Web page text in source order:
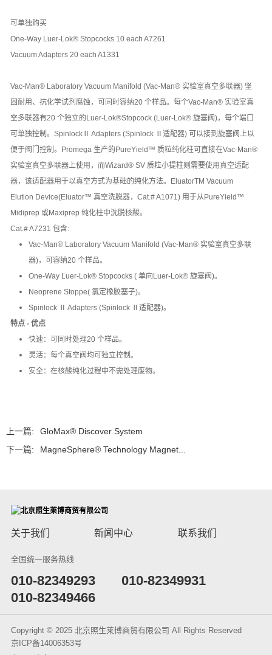
可单独购买
One-Way Luer-Lok® Stopcocks 10 each A7261
Vacuum Adapters 20 each A1331
Vac-Man® Laboratory Vacuum Manifold (Vac-Man® 实验室真空多联器) 坚
固耐用、抗化学试剂腐蚀，可同时容纳20 个样品。每个Vac-Man® 实验室真
空多联器有20 个独立的Luer-Lok®Stopcock (Luer-Lok® 旋塞阀)，每个端口
可单独控制。SpinlockⅡ Adapters (Spinlock Ⅱ适配器) 可以接到旋塞阀上以
便于阀门控制。Promega 生产的PureYield™ 质粒纯化柱可直接在Vac-Man®
实验室真空多联器上使用，而Wizard® SV 质粒小提柱则需要使用真空适配
器，该适配器用于以真空方式为基础的纯化方法。EluatorTM Vacuum
Elution Device(Eluator™ 真空洗脱器，Cat.# A1071) 用于从PureYield™
Midiprep 或Maxiprep 纯化柱中洗脱核酸。
Cat.# A7231 包含:
Vac-Man® Laboratory Vacuum Manifold (Vac-Man® 实验室真空多联
器)，可容纳20 个样品。
One-Way Luer-Lok® Stopcocks ( 单向Luer-Lok® 旋塞阀)。
Neoprene Stoppe( 氯定橡胶塞子)。
Spinlock Ⅱ Adapters (Spinlock Ⅱ适配器)。
特点 - 优点
快速：可同时处理20 个样品。
灵活：每个真空阀均可独立控制。
安全：在核酸纯化过程中不需处理废物。
上一篇:
GloMax® Discover System
下一篇:
MagneSphere® Technology Magnet...
关于我们 新闻中心 联系我们
全国统一服务热线
​010-82349293
010-82349931
010-82349466
Copyright © 2025 北京照生莱博商贸有限公司 All Rights Reserved
京ICP备14006353号